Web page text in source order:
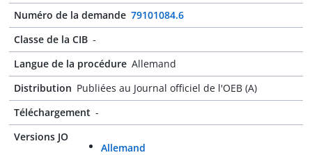
Numéro de la demande 79101084.6
Classe de la CIB -
Langue de la procédure Allemand
Distribution Publiées au Journal officiel de l'OEB (A)
Téléchargement -
Versions JO
Allemand